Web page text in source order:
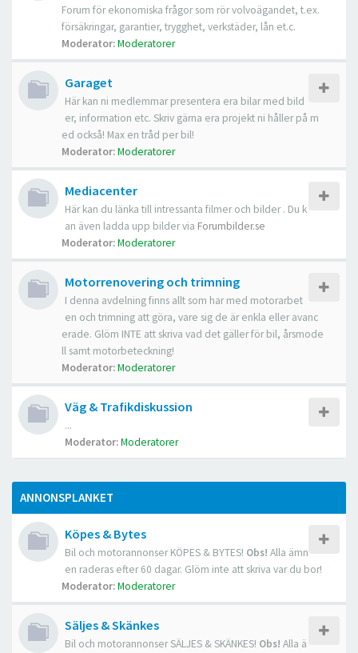
Forum för ekonomiska frågor som rör volvoägandet, t.ex.
försäkringar, garantier, trygghet, verkstäder, lån et.c.
Moderator:Moderatorer
Garaget
Här kan ni medlemmar presentera era bilar med bild
er, information etc. Skriv gärna era projekt ni håller på m
ed också! Max en tråd per bil!
Moderator:Moderatorer
Mediacenter
Här kan du länka till intressanta filmer och bilder . Du k
an även ladda upp bilder via Forumbilder.se
Moderator:Moderatorer
Motorrenovering och trimning
I denna avdelning finns allt som har med motorarbet
en och trimning att göra, vare sig de är enkla eller avanc
erade. Glöm INTE att skriva vad det gäller för bil, årsmode
ll samt motorbeteckning!
Moderator:Moderatorer
Väg & Trafikdiskussion
...
Moderator:Moderatorer
ANNONSPLANKET
Köpes & Bytes
Bil och motorannonser KÖPES & BYTES! Obs! Alla ämn
en raderas efter 60 dagar. Glöm inte att skriva var du bor!
Moderator:Moderatorer
Säljes & Skänkes
Bil och motorannonser SÄLJES & SKÄNKES! Obs! Alla ä